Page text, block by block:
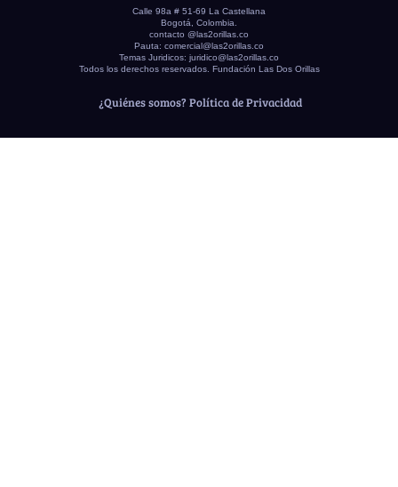
Calle 98a # 51-69 La Castellana
Bogotá, Colombia.
contacto @las2orillas.co
Pauta: comercial@las2orillas.co
Temas Juridicos: juridico@las2orillas.co
Todos los derechos reservados. Fundación Las Dos Orillas
¿Quiénes somos? Política de Privacidad